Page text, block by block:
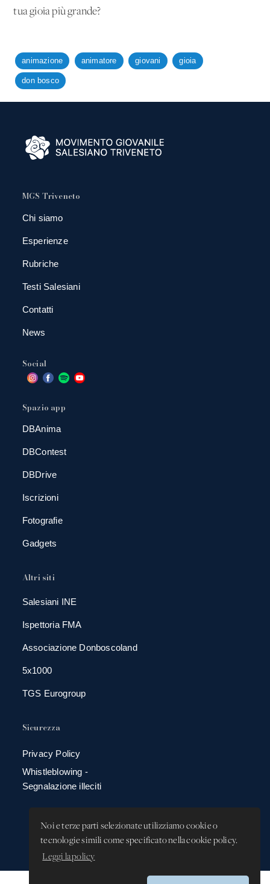
Noi e terze parti selezionate utilizziamo cookie o
tecnologie simili come specificato nella cookie policy.
Leggi la policy
tua gioia più grande?
animazione animatore giovani gioia
don bosco
MGS Triveneto
Chi siamo
Esperienze
Rubriche
Testi Salesiani
Contatti
News
Social
Spazio app
DBAnima
DBContest
DBDrive
Iscrizioni
Fotografie
Gadgets
Altri siti
Salesiani INE
Ispettoria FMA
Associazione Donboscoland
5x1000
TGS Eurogroup
Sicurezza
Privacy Policy
Whistleblowing -
Segnalazione illeciti